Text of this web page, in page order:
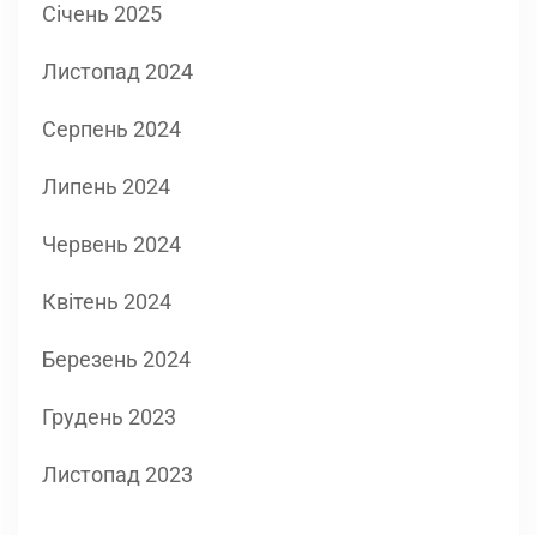
Січень 2025
Листопад 2024
Серпень 2024
Липень 2024
Червень 2024
Квітень 2024
Березень 2024
Грудень 2023
Листопад 2023